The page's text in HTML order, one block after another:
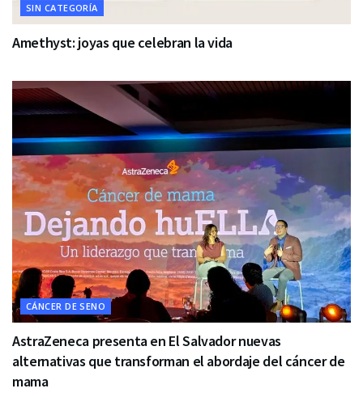
SIN CATEGORÍA
Amethyst: joyas que celebran la vida
CÁNCER DE SENO
AstraZeneca presenta en El Salvador nuevas
alternativas que transforman el abordaje del cáncer de
mama